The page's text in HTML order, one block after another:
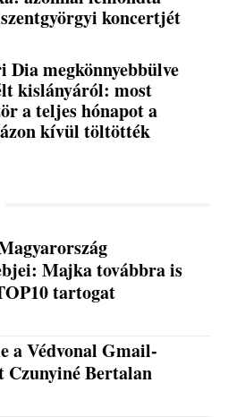
koncertjét
Dia megkönnyebbülve
kislányáról: most
a teljes hónapot a
kívül töltötték
Majka továbbra is
tartogat
a Védvonal Gmail-
Czunyiné Bertalan